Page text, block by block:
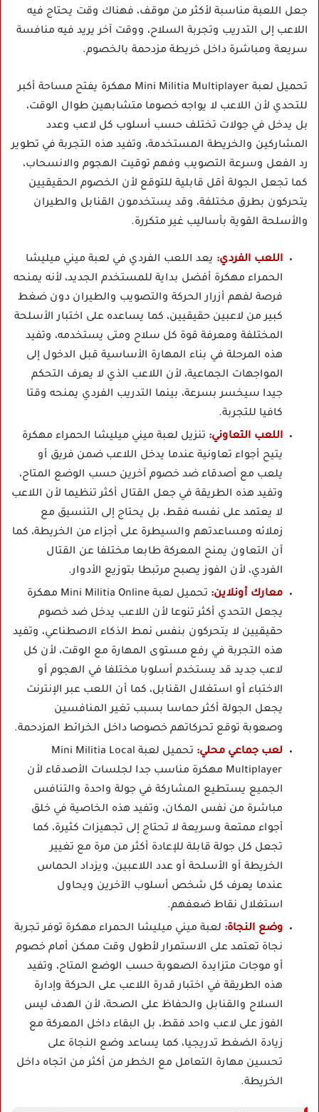
جعل اللعبة مناسبة لأكثر من موقف، فهناك وقت يحتاج فيه
اللاعب إلى التدريب وتجربة السلاح، ووقت آخر يريد فيه منافسة
سريعة ومباشرة داخل خريطة مزدحمة بالخصوم.
تحميل لعبة Mini Militia Multiplayer مهكرة يفتح مساحة أكبر
للتحدي لأن اللاعب لا يواجه خصوما متشابهين طوال الوقت،
بل يدخل في جولات تختلف حسب أسلوب كل لاعب وعدد
المشاركين والخريطة المستخدمة، وتفيد هذه التجربة في تطوير
رد الفعل وسرعة التصويب وفهم توقيت الهجوم والانسحاب،
كما تجعل الجولة أقل قابلية للتوقع لأن الخصوم الحقيقيين
يتحركون بطرق مختلفة، وقد يستخدمون القنابل والطيران
والأسلحة القوية بأساليب غير متكررة.
اللعب الفردي: يعد اللعب الفردي في لعبة ميني ميليشا
الحمراء مهكرة أفضل بداية للمستخدم الجديد، لأنه يمنحه
فرصة لفهم أزرار الحركة والتصويب والطيران دون ضغط
كبير من لاعبين حقيقيين، كما يساعده على اختبار الأسلحة
المختلفة ومعرفة قوة كل سلاح ومتى يستخدمه، وتفيد
هذه المرحلة في بناء المهارة الأساسية قبل الدخول إلى
المواجهات الجماعية، لأن اللاعب الذي لا يعرف التحكم
جيدا سيخسر بسرعة، بينما التدريب الفردي يمنحه وقتا
كافيا للتجربة.
اللعب التعاوني: تنزيل لعبة ميني ميليشا الحمراء مهكرة
يتيح أجواء تعاونية عندما يدخل اللاعب ضمن فريق أو
يلعب مع أصدقاء ضد خصوم آخرين حسب الوضع المتاح،
وتفيد هذه الطريقة في جعل القتال أكثر تنظيما لأن اللاعب
لا يعتمد على نفسه فقط، بل يحتاج إلى التنسيق مع
زملائه ومساعدتهم والسيطرة على أجزاء من الخريطة، كما
أن التعاون يمنح المعركة طابعا مختلفا عن القتال
الفردي، لأن الفوز يصبح مرتبطا بتوزيع الأدوار.
معارك أونلاين:
تحميل لعبة Mini Militia Online مهكرة
يجعل التحدي أكثر تنوعا لأن اللاعب يدخل ضد خصوم
حقيقيين لا يتحركون بنفس نمط الذكاء الاصطناعي، وتفيد
هذه التجربة في رفع مستوى المهارة مع الوقت، لأن كل
لاعب جديد قد يستخدم أسلوبا مختلفا في الهجوم أو
الاختباء أو استغلال القنابل، كما أن اللعب عبر الإنترنت
يجعل الجولة أكثر حماسا بسبب تغير المنافسين
وصعوبة توقع تحركاتهم خصوصا داخل الخرائط المزدحمة.
لعب جماعي محلي:
تحميل لعبة Mini Militia Local
Multiplayer مهكرة مناسب جدا لجلسات الأصدقاء لأن
الجميع يستطيع المشاركة في جولة واحدة والتنافس
مباشرة من نفس المكان، وتفيد هذه الخاصية في خلق
أجواء ممتعة وسريعة لا تحتاج إلى تجهيزات كثيرة، كما
تجعل كل جولة قابلة للإعادة أكثر من مرة مع تغيير
الخريطة أو الأسلحة أو عدد اللاعبين، ويزداد الحماس
عندما يعرف كل شخص أسلوب الآخرين ويحاول
استغلال نقاط ضعفهم.
وضع النجاة: لعبة ميني ميليشا الحمراء مهكرة توفر تجربة
نجاة تعتمد على الاستمرار لأطول وقت ممكن أمام خصوم
أو موجات متزايدة الصعوبة حسب الوضع المتاح، وتفيد
هذه الطريقة في اختبار قدرة اللاعب على الحركة وإدارة
السلاح والقنابل والحفاظ على الصحة، لأن الهدف ليس
الفوز على لاعب واحد فقط، بل البقاء داخل المعركة مع
زيادة الضغط تدريجيا، كما يساعد وضع النجاة على
تحسين مهارة التعامل مع الخطر من أكثر من اتجاه داخل
الخريطة.